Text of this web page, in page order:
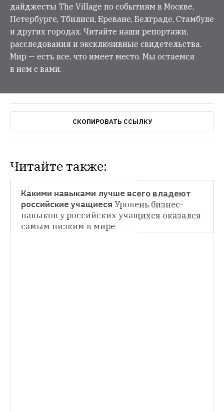
дайджесты The Village по событиям в Москве,
Петербурге, Тбилиси, Ереване, Белграде, Стамбуле
и других городах. Читайте наши репортажи,
расследования и эксклюзивные свидетельства.
Мир — есть все, что имеет место. Мы остаемся
в нем с вами.
СКОПИРОВАТЬ ССЫЛКУ
Читайте также:
НОВОСТИ
Cколько времени и денег россияне тратят
НОВОСТИ
Какими навыками лучше всего владеют
российские учащиеся Уровень бизнес-
навыков у российских учащихся оказался
самым низким в мире